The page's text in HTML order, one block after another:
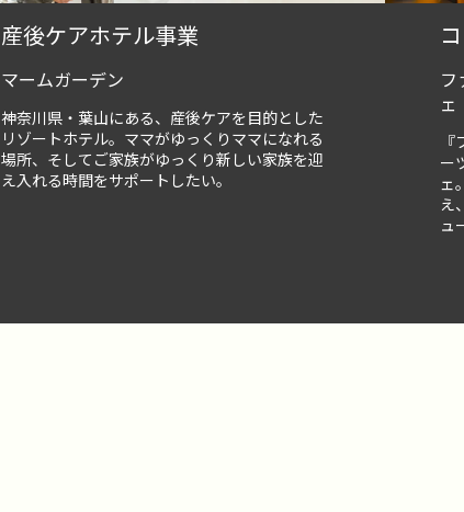
産後ケアホテル事業
マームガーデン
神奈川県・葉山にある、産後ケアを目的とした
リゾートホテル。ママがゆっくりママになれる
場所、そしてご家族がゆっくり新しい家族を迎
え入れる時間をサポートしたい。
ェ
ー
ェ
え
ュ